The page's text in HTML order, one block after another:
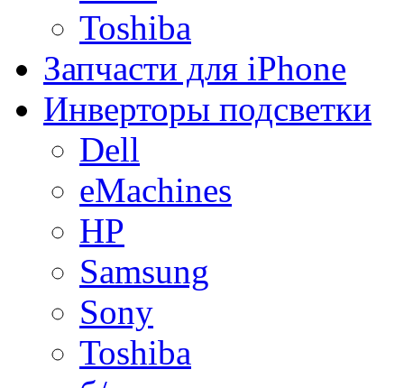
Toshiba
Запчасти для iPhone
Инверторы подсветки
Dell
eMachines
HP
Samsung
Sony
Toshiba